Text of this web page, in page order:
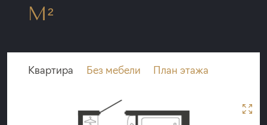
М²
Квартира Без мебели План этажа